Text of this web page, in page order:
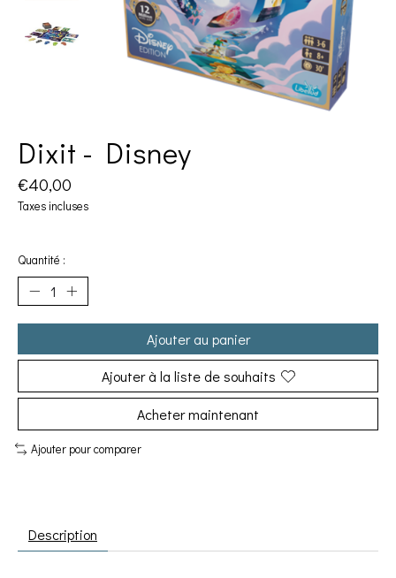
Dixit - Disney
€40,00
Taxes incluses
Quantité :
Ajouter au panier
Ajouter à la liste de souhaits
Acheter maintenant
Ajouter pour comparer
Description